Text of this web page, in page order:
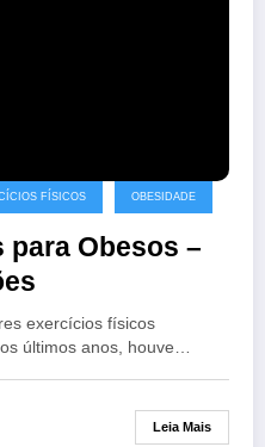
FÍSICOS OBESIDADE
Obesos –
exercícios físicos
últimos anos, houve…
Leia Mais